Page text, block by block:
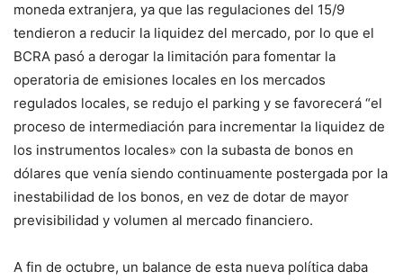
moneda extranjera, ya que las regulaciones del 15/9
tendieron a reducir la liquidez del mercado, por lo que el
BCRA pasó a derogar la limitación para fomentar la
operatoria de emisiones locales en los mercados
regulados locales, se redujo el parking y se favorecerá “el
proceso de intermediación para incrementar la liquidez de
los instrumentos locales» con la subasta de bonos en
dólares que venía siendo continuamente postergada por la
inestabilidad de los bonos, en vez de dotar de mayor
previsibilidad y volumen al mercado financiero.
A fin de octubre, un balance de esta nueva política daba